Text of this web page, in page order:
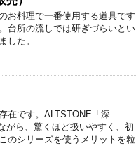
お料理で一番使用する道具です
台所の流しでは研ぎづらいとい
した。
在です。ALTSTONE「深
がら、驚くほど扱いやすく、初
のシリーズを使うメリットを粒